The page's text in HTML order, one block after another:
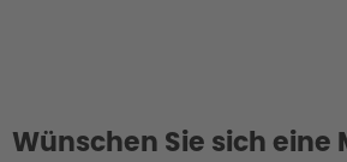
Wünschen Sie sich eine